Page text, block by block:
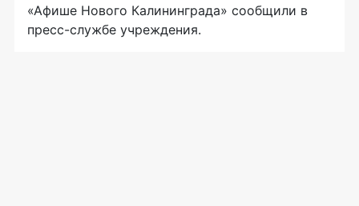
«Афише Нового Калининграда» сообщили в
пресс-службе учреждения.